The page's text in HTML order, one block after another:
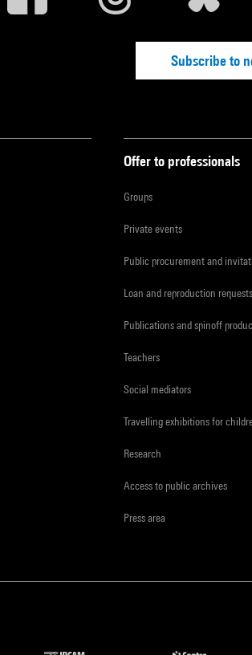
Subscribe to
Offer to professionals
Groups
Private events
Public procurement and
Loan and reproduction requests
Publications and spinoff
Teachers
Social mediators
Travelling exhibitions for
Research
Access to public archives
Press area